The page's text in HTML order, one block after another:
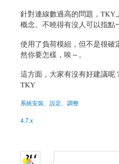
針對連線數過高的問題，TKY
概念。不曉得有沒人可以指點
使用了負荷模組，但不是很確
然你要怎樣，唉～。
這方面，大家有沒有好建議呢
TKY
系統安裝、設定、調整
4.7.x